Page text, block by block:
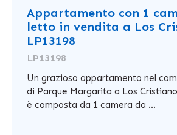
Appartamento con 1
letto in vendita a Los
LP13198
LP13198
Un grazioso appartamento nel
di Parque Margarita a Los
è composta da 1 camera da ...